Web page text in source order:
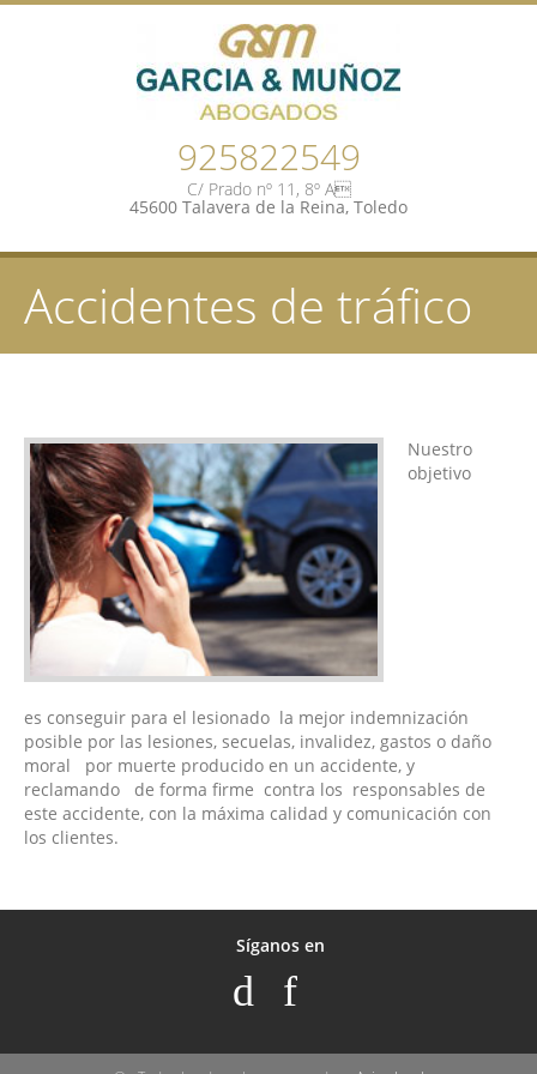
925822549
C/ Prado nº 11, 8º A
45600 Talavera de la Reina, Toledo
Accidentes de tráfico
Nuestro
objetivo
es conseguir para el lesionado la mejor indemnización
posible por las lesiones, secuelas, invalidez, gastos o daño
moral por muerte producido en un accidente, y
reclamando de forma firme contra los responsables de
este accidente, con la máxima calidad y comunicación con
los clientes.
Síganos en